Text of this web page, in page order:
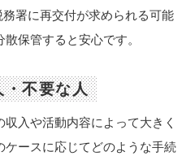
署に再交付が求められる可能
保管すると安心です。
・不要な人
入や活動内容によって大きく
ースに応じてどのような手続